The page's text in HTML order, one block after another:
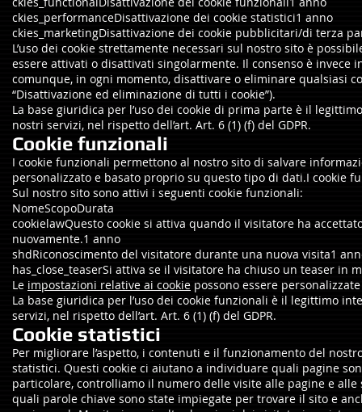
ckies_performanceDisattivazione dei cookie statistici1 anno
ckies_marketingDisattivazione dei cookie pubblicitari/di terza
L’uso dei cookie strettamente necessari sul nostro sito è
essere attivati o disattivati singolarmente. Il consenso è
comunque, in ogni momento, disattivare o eliminare qualsiasi
“Disattivazione ed eliminazione di tutti i cookie”).
La base giuridica per l’uso dei cookie di prima parte è il
nostri servizi, nel rispetto dell’art. Art. 6 (1) (f) del GDPR.
Cookie funzionali
I cookie funzionali permettono al nostro sito di salvare
personalizzato e basato proprio su questo tipo di dati.I cookie
Sul nostro sito sono attivi i seguenti cookie funzionali:
NomeScopoDurata
cookielawQuesto cookie si attiva quando il visitatore ha
nuovamente.1 anno
shdRiconoscimento del visitatore durante una nuova visita1
has_close_teaserSi attiva se il visitatore ha chiuso un teaser in
Le impostazioni relative ai cookie possono essere
La base giuridica per l’uso dei cookie funzionali è il legittimo
servizi, nel rispetto dell’art. Art. 6 (1) (f) del GDPR.
Cookie statistici
Per migliorare l’aspetto, i contenuti e il funzionamento del
statistici. Questi cookie ci aiutano a individuare quali pagine
particolare, controlliamo il numero delle visite alle pagine e
quali parole chiave sono state impiegate per trovare il sito e